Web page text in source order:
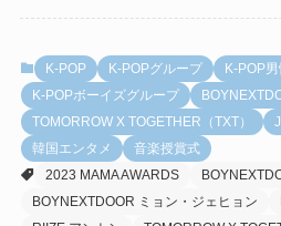
K-POP K-POPグループ
K-POP
K-POPボーイズグループ
TOMORROW X TOGETHER（TXT）
韓国エンタメ
音楽授賞式
2023 MAMA AWARDS
BOYNEXTDOOR ミョン・ジェヒョン